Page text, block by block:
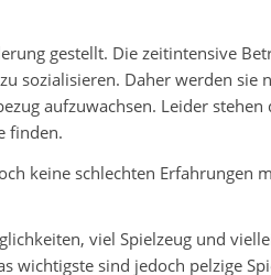
gestellt. Die zeitintensive
sozialisieren. Daher werden sie
aufzuwachsen. Leider
finden.
keine schlechten Erfahrungen
viel Spielzeug und
wichtigste sind jedoch pelzige